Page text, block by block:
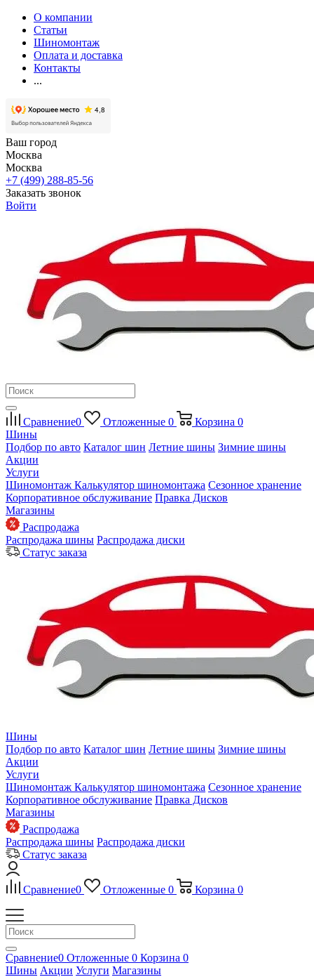
О компании
Статьи
Шиномонтаж
Оплата и доставка
Контакты
...
Ваш город
Москва
Москва
+7 (499) 288-85-56
Заказать звонок
Войти
Сравнение0 Отложенные 0 Корзина 0
Шины
Подбор по авто Каталог шин Летние шины Зимние шины
Акции
Услуги
Шиномонтаж Калькулятор шиномонтажа Сезонное хранение
Корпоративное обслуживание Правка Дисков
Магазины
Распродажа
Распродажа шины Распродажа диски
Статус заказа
Шины
Подбор по авто Каталог шин Летние шины Зимние шины
Акции
Услуги
Шиномонтаж Калькулятор шиномонтажа Сезонное хранение
Корпоративное обслуживание Правка Дисков
Магазины
Распродажа
Распродажа шины Распродажа диски
Статус заказа
Сравнение0 Отложенные 0 Корзина 0
Сравнение0 Отложенные 0 Корзина 0
Шины Акции Услуги Магазины